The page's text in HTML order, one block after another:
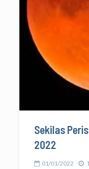
Sekilas
2022
01/01/2022